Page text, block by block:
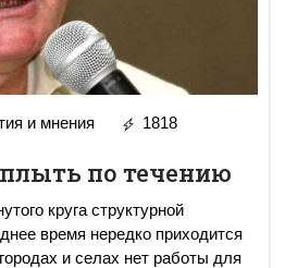
и мнения
1818
по течению
круга структурной
и селах нет работы для